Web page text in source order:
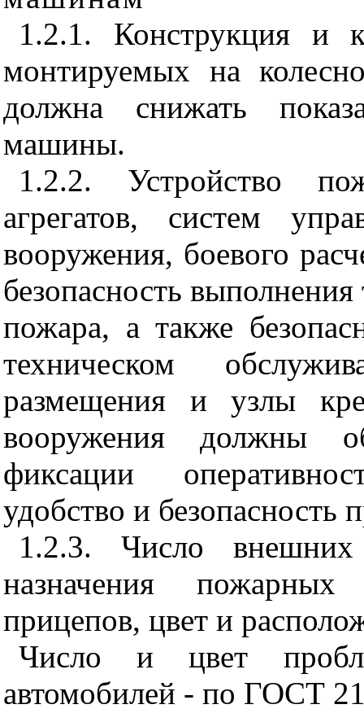
1.2.1. Конструкция и
монтируемых на
должна снижать
машины.
1.2.2. Устройство
агрегатов, систем
вооружения, боевого
безопасность
пожара, а также
техническом
размещения и узлы
вооружения должны
фиксации
удобство и безопасность
1.2.3. Число
назначения
прицепов, цвет и
Число и цвет
автомобилей - по ГОСТ